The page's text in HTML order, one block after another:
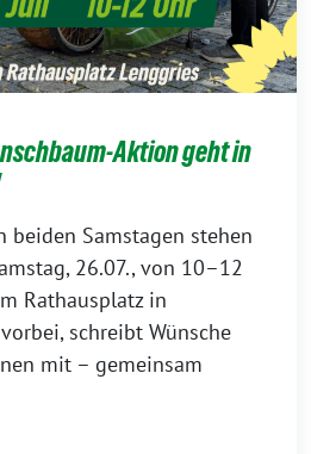
Aktion geht in
beiden Samstagen stehen
26.07., von 10–12
Rathausplatz in
schreibt Wünsche
mit – gemeinsam